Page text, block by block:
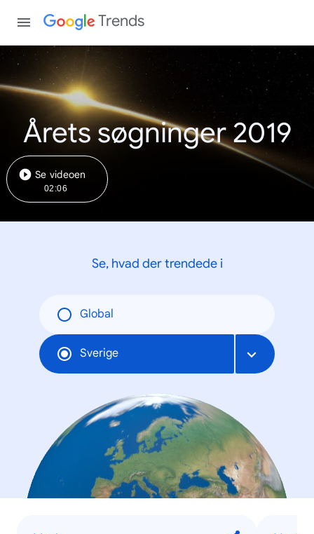
Trends
Årets søgninger 2019
Se videoen
02:06
Se, hvad der trendede i
Global
Sverige